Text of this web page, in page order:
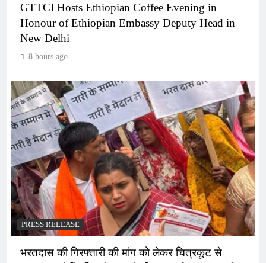
GTTCI Hosts Ethiopian Coffee Evening in
Honour of Ethiopian Embassy Deputy Head in
New Delhi
8 hours ago
PRESS RELEASE
भरतदास की गिरफ्तारी की मांग को लेकर चित्रकूट से